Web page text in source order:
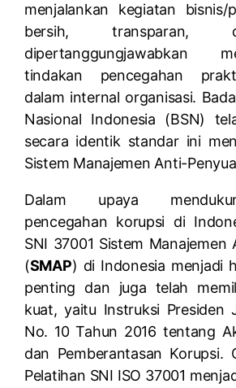
menjalankan kegiatan bisnis/
bersih, transparan,
dipertanggungjawabkan
tindakan pencegahan
dalam internal organisasi.
Nasional Indonesia (BSN)
secara identik standar ini
Sistem Manajemen Anti-
Dalam upaya
pencegahan korupsi di
SNI 37001 Sistem Manajemen
(SMAP) di Indonesia menjadi
penting dan juga telah
kuat, yaitu Instruksi Presiden
No. 10 Tahun 2016 tentang
dan Pemberantasan Korupsi.
Pelatihan SNI ISO 37001